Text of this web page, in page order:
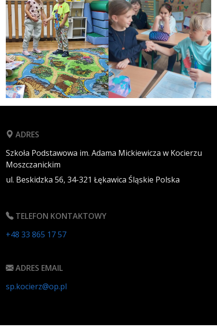
ADRES
Szkoła Podstawowa im. Adama Mickiewicza w Kocierzu
Moszczanickim
ul. Beskidzka 56, 34-321 Łękawica Śląskie Polska
TELEFON KONTAKTOWY
+48 33 865 17 57
ADRES EMAIL
sp.kocierz@op.pl